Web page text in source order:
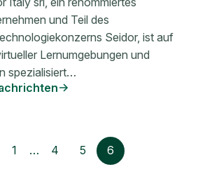
und Teil des
Seidor, ist auf
Lernumgebungen und
spezialisiert…
1 … 4 5 6